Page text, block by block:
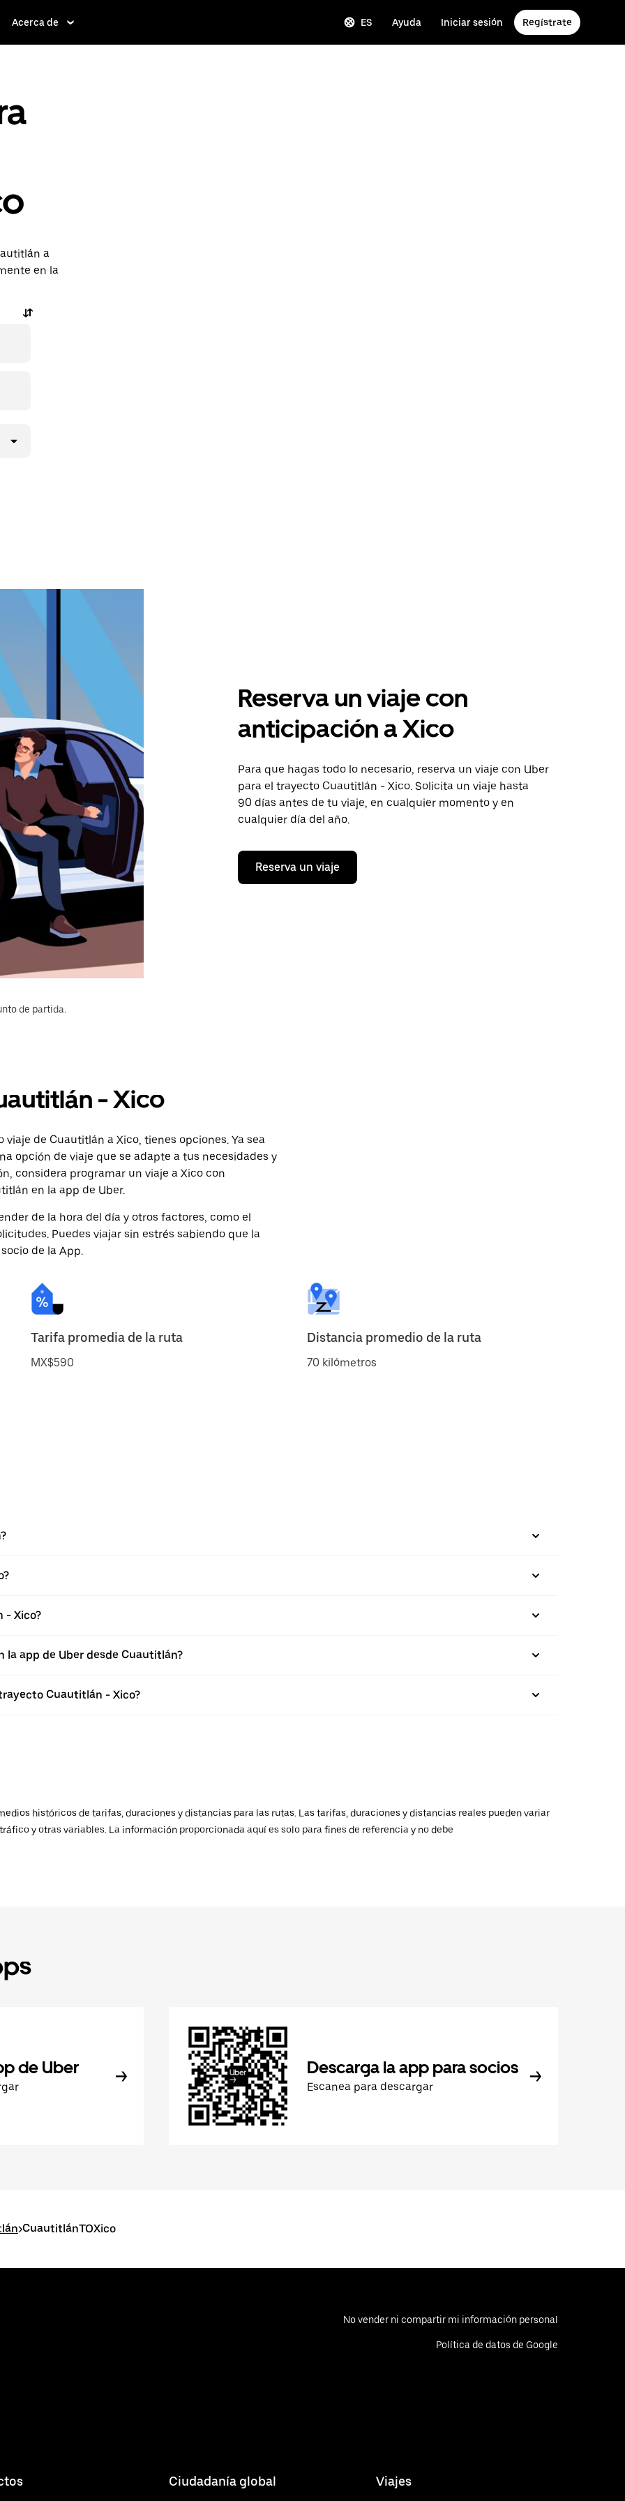
Acerca de ES Ayuda Iniciar sesión Regístrate
a
en la
Reserva un viaje con
anticipación a Xico
Para que hagas todo lo necesario, reserva un viaje con Uber
para el trayecto Cuautitlán - Xico. Solicita un viaje hasta
90 días antes de tu viaje, en cualquier momento y en
cualquier día del año.
Reserva un viaje
de partida.
- Xico
de Cuautitlán a Xico, tienes opciones. Ya sea
opción de viaje que se adapte a tus necesidades y
considera programar un viaje a Xico con
en la app de Uber.
de la hora del día y otros factores, como el
Puedes viajar sin estrés sabiendo que la
de la App.
Tarifa promedia de la ruta
MX$590
Distancia promedio de la ruta
70 kilómetros
- Xico?
la app de Uber desde Cuautitlán?
Cuautitlán - Xico?
históricos de tarifas, duraciones y distancias para las rutas. Las tarifas, duraciones y distancias reales pueden variar
y otras variables. La información proporcionada aquí es solo para fines de referencia y no debe
de Uber Descarga la app para socios
Escanea para descargar
>CuautitlánTOXico
No vender ni compartir mi información personal
Política de datos de Google
Ciudadanía global Viajes